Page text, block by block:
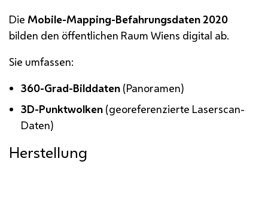
Die Mobile-Mapping-Befahrungsdaten 2020
bilden den öffentlichen Raum Wiens digital ab.
Sie umfassen:
360-Grad-Bilddaten (Panoramen)
3D-Punktwolken (georeferenzierte Laserscan-
Daten)
Herstellung